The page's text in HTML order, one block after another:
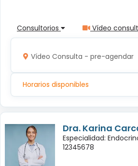
Consultorios Vídeo
Vídeo Consulta - pre-agendar
Horarios disponibles
Dra. Karina
Especialidad:
12345678